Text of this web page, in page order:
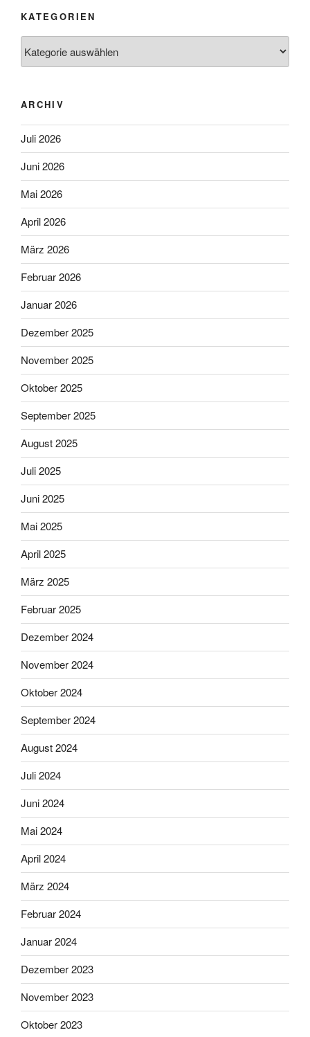
KATEGORIEN
ARCHIV
Juli 2026
Juni 2026
Mai 2026
April 2026
März 2026
Februar 2026
Januar 2026
Dezember 2025
November 2025
Oktober 2025
September 2025
August 2025
Juli 2025
Juni 2025
Mai 2025
April 2025
März 2025
Februar 2025
Dezember 2024
November 2024
Oktober 2024
September 2024
August 2024
Juli 2024
Juni 2024
Mai 2024
April 2024
März 2024
Februar 2024
Januar 2024
Dezember 2023
November 2023
Oktober 2023